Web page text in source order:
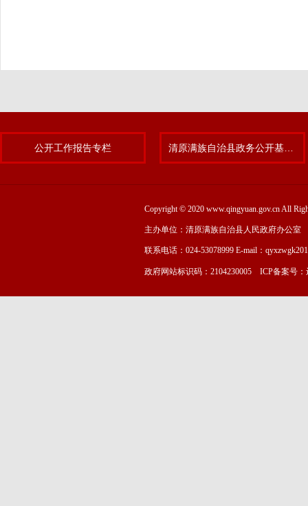
公开工作报告专栏
Copyright © 2020 www.qingyuan.gov.cn All
主办单位：清原满族自治县人民政府办公室
联系电话：024-53078999 E-mail：
政府网站标识码：2104230005 ICP备案号：